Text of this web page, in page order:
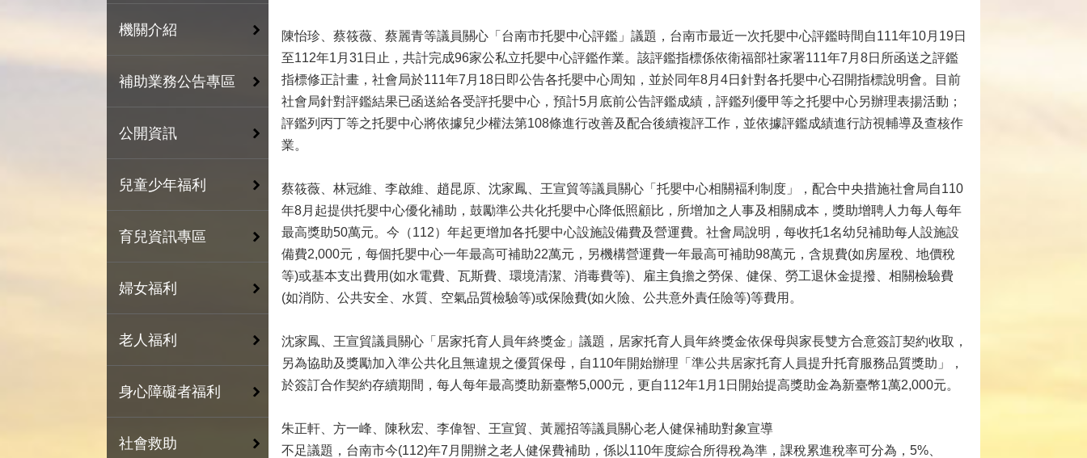
機關介紹
補助業務公告專區
公開資訊
兒童少年福利
育兒資訊專區
婦女福利
老人福利
身心障礙者福利
社會救助
陳怡珍、蔡筱薇、蔡麗青等議員關心「台南市托嬰中心評鑑」議題，台南市最近一次托嬰中心評鑑時間自111年10月19日
至112年1月31日止，共計完成96家公私立托嬰中心評鑑作業。該評鑑指標係依衛福部社家署111年7月8日所函送之評鑑
指標修正計畫，社會局於111年7月18日即公告各托嬰中心周知，並於同年8月4日針對各托嬰中心召開指標說明會。目前
社會局針對評鑑結果已函送給各受評托嬰中心，預計5月底前公告評鑑成績，評鑑列優甲等之托嬰中心另辦理表揚活動；
評鑑列丙丁等之托嬰中心將依據兒少權法第108條進行改善及配合後續複評工作，並依據評鑑成績進行訪視輔導及查核作
業。
蔡筱薇、林冠維、李啟維、趙昆原、沈家鳳、王宣貿等議員關心「托嬰中心相關褔利制度」，配合中央措施社會局自110
年8月起提供托嬰中心優化補助，鼓勵準公共化托嬰中心降低照顧比，所增加之人事及相關成本，獎助增聘人力每人每年
最高獎助50萬元。今（112）年起更增加各托嬰中心設施設備費及營運費。社會局說明，每收托1名幼兒補助每人設施設
備費2,000元，每個托嬰中心一年最高可補助22萬元，另機構營運費一年最高可補助98萬元，含規費(如房屋稅、地價稅
等)或基本支出費用(如水電費、瓦斯費、環境清潔、消毒費等)、雇主負擔之勞保、健保、勞工退休金提撥、相關檢驗費
(如消防、公共安全、水質、空氣品質檢驗等)或保險費(如火險、公共意外責任險等)等費用。
沈家鳳、王宣貿議員關心「居家托育人員年終獎金」議題，居家托育人員年終獎金依保母與家長雙方合意簽訂契約收取，
另為協助及獎勵加入準公共化且無違規之優質保母，自110年開始辦理「準公共居家托育人員提升托育服務品質獎助」，
於簽訂合作契約存續期間，每人每年最高獎助新臺幣5,000元，更自112年1月1日開始提高獎助金為新臺幣1萬2,000元。
朱正軒、方一峰、陳秋宏、李偉智、王宣貿、黃麗招等議員關心老人健保補助對象宣導
不足議題，台南市今(112)年7月開辦之老人健保費補助，係以110年度綜合所得稅為準，課稅累進稅率可分為，5%、